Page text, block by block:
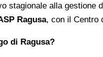
stagionale alla gestione
Ragusa, con il Centro
di Ragusa?